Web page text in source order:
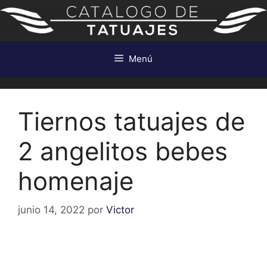
Saltar
contenido
Menú
Tiernos tatuajes de
2 angelitos bebes
homenaje
junio 14, 2022 por Victor